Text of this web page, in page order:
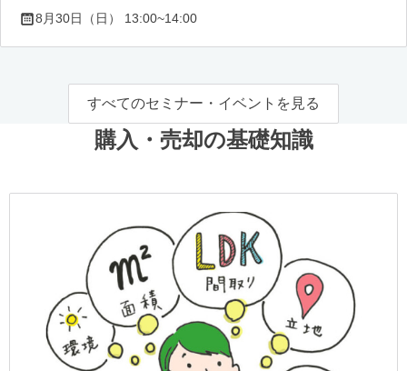
8月30日（日） 13:00~14:00
すべてのセミナー・イベントを見る
購入・売却の基礎知識